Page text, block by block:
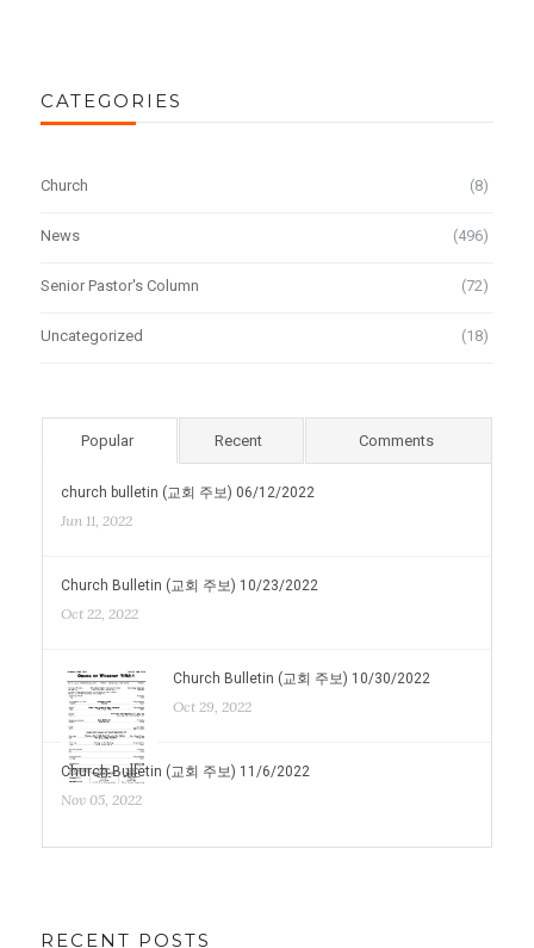
CATEGORIES
Church (8)
News (496)
Senior Pastor's Column (72)
Uncategorized (18)
Popular Recent Comments
church bulletin (교회 주보) 06/12/2022
Jun 11, 2022
Church Bulletin (교회 주보) 10/23/2022
Oct 22, 2022
Church Bulletin (교회 주보) 10/30/2022
Oct 29, 2022
Church Bulletin (교회 주보) 11/6/2022
Nov 05, 2022
RECENT POSTS